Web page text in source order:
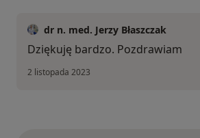
dr n. med. Jerzy Błaszczak
Dziękuję bardzo. Pozdrawiam
2 listopada 2023